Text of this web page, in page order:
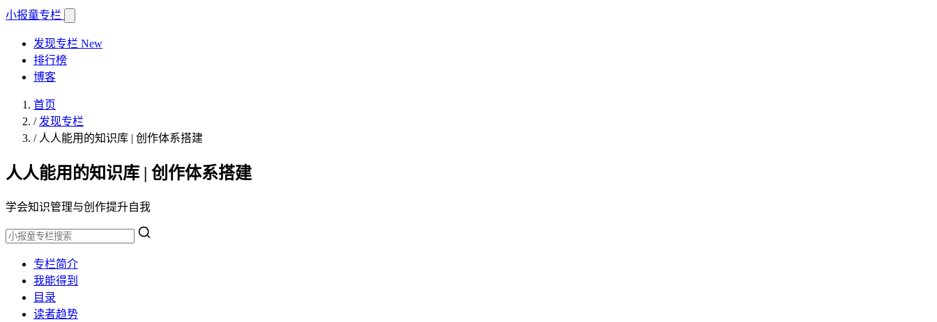
小报童专栏
发现专栏 New
排行榜
博客
首页
/ 发现专栏
/ 人人能用的知识库 | 创作体系搭建
人人能用的知识库 | 创作体系搭建
学会知识管理与创作提升自我
专栏简介
我能得到
目录
读者趋势